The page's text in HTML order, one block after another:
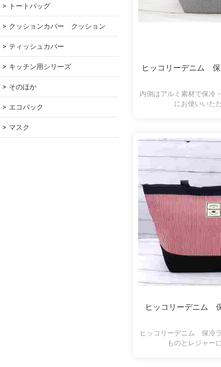
トートバッグ
クッションカバー　クッション
ティッシュカバー
キッチン用シリーズ
そのほか
エコバック
マスク
ヒッコリーデニム
内側はアルミ素材で保冷
にお使いいた
ヒッコリーデニム
ヒッコリーデニム 保冷
ものとレジャー